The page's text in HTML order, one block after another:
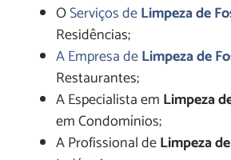
OServiços deLimpeza de
Residências;
A Empresa deLimpeza de
Restaurantes;
A Especialista em Limpeza
em Condomínios;
A Profissional deLimpeza